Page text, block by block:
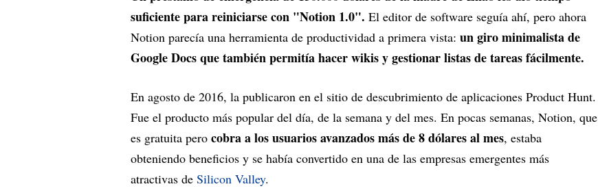
suficiente para reiniciarse con "Notion 1.0". El editor de software seguía ahí, pero ahora
Notion parecía una herramienta de productividad a primera vista: un giro minimalista de
Google Docs que también permitía hacer wikis y gestionar listas de tareas fácilmente.
En agosto de 2016, la publicaron en el sitio de descubrimiento de aplicaciones Product Hunt.
Fue el producto más popular del día, de la semana y del mes. En pocas semanas, Notion, que
es gratuita pero cobra a los usuarios avanzados más de 8 dólares al mes, estaba
obteniendo beneficios y se había convertido en una de las empresas emergentes más
atractivas de Silicon Valley.